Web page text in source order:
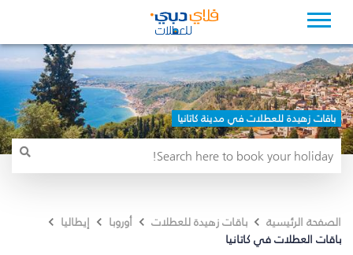
باقات زهيدة للعطلات في مدينة كاتانيا
الصفحة الرئيسية باقات زهيدة للعطلات أوروبا
إيطاليا
باقات العطلات في كاتانيا